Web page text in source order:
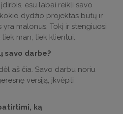
esu labai reikli savo
dydžio projektas būtų ir
malonus. Tokį ir stengiuosi
man, tiek klientui.
savo darbe?
aš čia. Savo darbu noriu
versiją, įkvėpti
ką